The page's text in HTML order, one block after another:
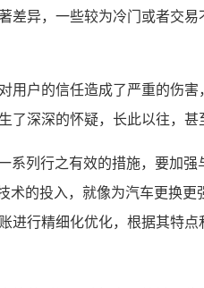
异，一些较为冷门或者交
户的信任造成了严重的伤
深深的怀疑，长此以往，
列行之有效的措施，要加
的投入，就像为汽车更换
行精细化优化，根据其特